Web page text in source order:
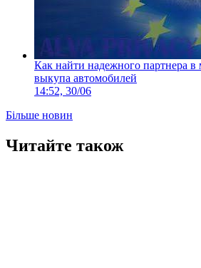
Как найти надежного партнера в
выкупа автомобилей
14:52, 30/06
Більше новин
Читайте також